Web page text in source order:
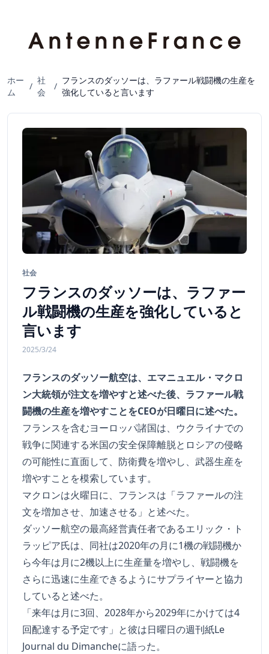
ホー
ム
/
社
会
/
フランスのダッソーは、ラファール戦闘機の生産を
強化していると言います
社会
フランスのダッソーは、ラファー
ル戦闘機の生産を強化していると
言います
2025/3/24
フランスのダッソー航空は、エマニュエル・マクロ
ン大統領が注文を増やすと述べた後、ラファール戦
闘機の生産を増やすことをCEOが日曜日に述べた。
フランスを含むヨーロッパ諸国は、ウクライナでの
戦争に関連する米国の安全保障離脱とロシアの侵略
の可能性に直面して、防衛費を増やし、武器生産を
増やすことを模索しています。
マクロンは火曜日に、フランスは「ラファールの注
文を増加させ、加速させる」と述べた。
ダッソー航空の最高経営責任者であるエリック・ト
ラッピア氏は、同社は2020年の月に1機の戦闘機か
ら今年は月に2機以上に生産量を増やし、戦闘機を
さらに迅速に生産できるようにサプライヤーと協力
していると述べた。
「来年は月に3回、2028年から2029年にかけては4
回配達する予定です」と彼は日曜日の週刊紙Le
Journal du Dimancheに語った。